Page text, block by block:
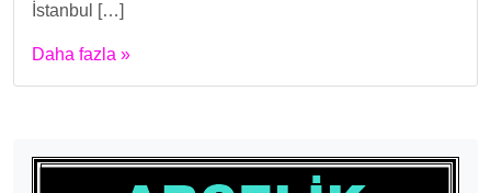
İstanbul […]
Daha fazla »